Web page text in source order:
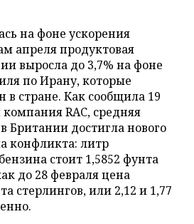
на фоне ускорения
апреля продуктовая
выросла до 3,7% на фоне
по Ирану, которые
в стране. Как сообщила 19
RAC, средняя
Британии достигла нового
конфликта: литр
стоит 1,5852 фунта
до 28 февраля цена
стерлингов, или 2,12 и 1,77